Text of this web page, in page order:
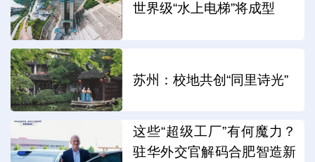
世界级“水上电梯”将成型
苏州：校地共创“同里诗光”
这些“超级工厂”有何魔力？
驻华外交官解码合肥智造新